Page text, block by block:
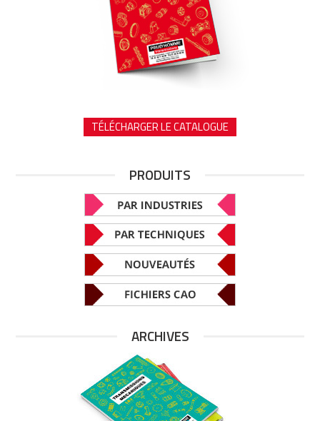
TÉLÉCHARGER LE CATALOGUE
PRODUITS
ARCHIVES